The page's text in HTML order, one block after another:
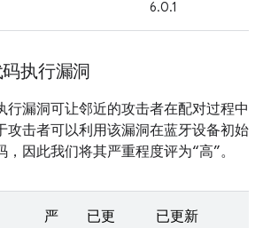
6.0.1
执行漏洞
行漏洞可让邻近的攻击者在配对过程中
攻击者可以利用该漏洞在蓝牙设备初始
因此我们将其严重程度评为“高”。
严
已更
已更新